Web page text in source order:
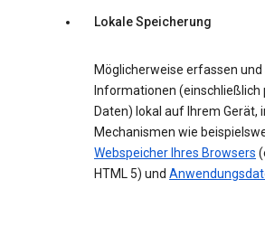
Lokale Speicherung
Möglicherweise erfassen
Informationen
Daten) lokal auf Ihrem Gerät,
Mechanismen wie
Webspeicher Ihres Browsers
HTML 5) und